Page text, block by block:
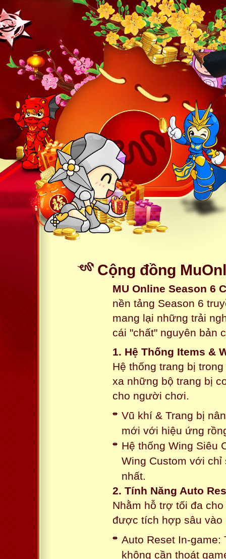
Cộng đồng
MU Online Season 6
nền tảng Season 6
mang lại những trải
cái "chất" nguyên bản
1. Hệ Thống Items &
Hệ thống trang bị
xa những bộ trang bị
cho người chơi.
Vũ khí & Trang bị
mới với hiệu ứng
Hệ thống Wing Siêu
Wing Custom với
nhất.
2. Tính Năng Auto
Nhằm hỗ trợ tối đa
được tích hợp sâu vào
Auto Reset In-game:
không cần thoát